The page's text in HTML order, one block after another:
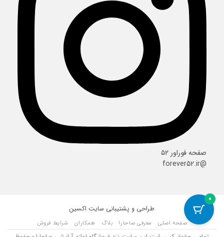
صفحه فوراور ۵۲
@forever52.ir
طراحی و پشتیبانی سایت اکسین
صفحه اصلی معرفی صاحارا بلاگ همکاران شرایط فروش
0